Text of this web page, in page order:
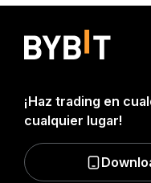
¡Haz trading en
cualquier lugar!